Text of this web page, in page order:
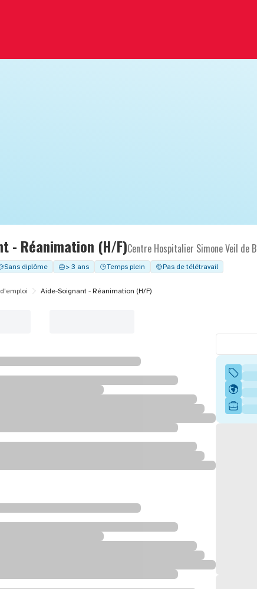
- Réanimation (H/F)Centre Hospitalier Simone Veil de
Sans diplôme > 3 ans Temps plein Pas de télétravail
Aide-Soignant - Réanimation (H/F)